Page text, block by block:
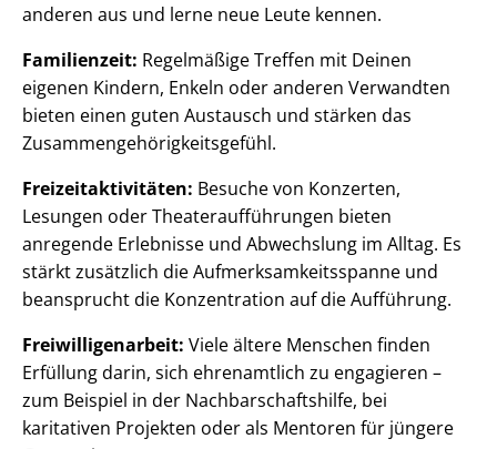
anderen aus und lerne neue Leute kennen.
Familienzeit: Regelmäßige Treffen mit Deinen
eigenen Kindern, Enkeln oder anderen Verwandten
bieten einen guten Austausch und stärken das
Zusammengehörigkeitsgefühl.
Freizeitaktivitäten: Besuche von Konzerten,
Lesungen oder Theateraufführungen bieten
anregende Erlebnisse und Abwechslung im Alltag. Es
stärkt zusätzlich die Aufmerksamkeitsspanne und
beansprucht die Konzentration auf die Aufführung.
Freiwilligenarbeit: Viele ältere Menschen finden
Erfüllung darin, sich ehrenamtlich zu engagieren –
zum Beispiel in der Nachbarschaftshilfe, bei
karitativen Projekten oder als Mentoren für jüngere